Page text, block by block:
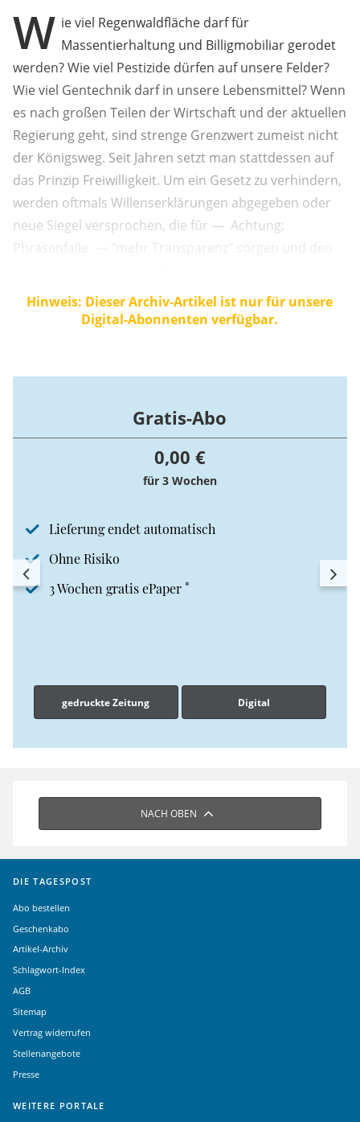
W ie viel Regenwaldfläche darf für
Massentierhaltung und Billigmobiliar gerodet
werden? Wie viel Pestizide dürfen auf unsere Felder?
Wie viel Gentechnik darf in unsere Lebensmittel? Wenn
es nach großen Teilen der Wirtschaft und der aktuellen
Regierung geht, sind strenge Grenzwert zumeist nicht
der Königsweg. Seit Jahren setzt man stattdessen auf
das Prinzip Freiwilligkeit. Um ein Gesetz zu verhindern,
werden oftmals Willenserklärungen abgegeben oder
neue Siegel versprochen, die für — Achtung:
Phrasenfalle — "mehr Transparenz" sorgen und den
Rechnung tragen sollen. Die Autonomie des Einzelnen
tut dem Ökosystem nicht gut Wäre diese Strategie, die
Hinweis: Dieser Archiv-Artikel ist nur für unsere
Digital-Abonnenten verfügbar.
Gratis-Abo
0,00 €
für 3 Wochen
Lieferung endet automatisch
Ohne Risiko
3 Wochen gratis ePaper *
gedruckte Zeitung Digital
NACH OBEN
DIE TAGESPOST
Abo bestellen
Geschenkabo
Artikel-Archiv
Schlagwort-Index
AGB
Sitemap
Vertrag widerrufen
Stellenangebote
Presse
WEITERE PORTALE